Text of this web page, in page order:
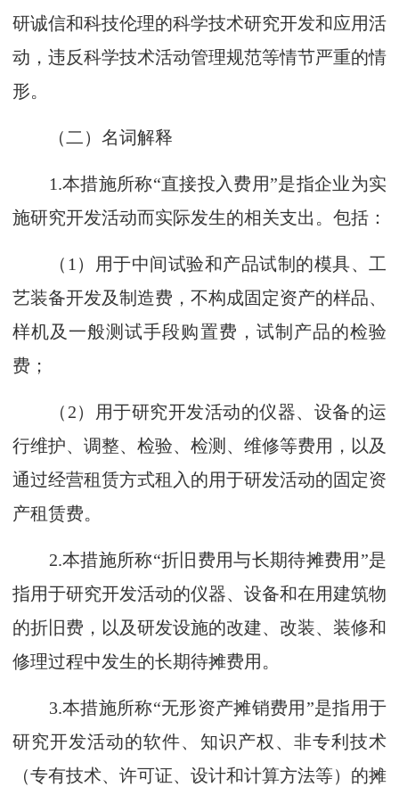
研诚信和科技伦理的科学技术研究开发和应用活
动，违反科学技术活动管理规范等情节严重的情
形。
（二）名词解释
1.本措施所称“直接投入费用”是指企业为实
施研究开发活动而实际发生的相关支出。包括：
（1）用于中间试验和产品试制的模具、工
艺装备开发及制造费，不构成固定资产的样品、
样机及一般测试手段购置费，试制产品的检验
费；
（2）用于研究开发活动的仪器、设备的运
行维护、调整、检验、检测、维修等费用，以及
通过经营租赁方式租入的用于研发活动的固定资
产租赁费。
2.本措施所称“折旧费用与长期待摊费用”是
指用于研究开发活动的仪器、设备和在用建筑物
的折旧费，以及研发设施的改建、改装、装修和
修理过程中发生的长期待摊费用。
3.本措施所称“无形资产摊销费用”是指用于
研究开发活动的软件、知识产权、非专利技术
（专有技术、许可证、设计和计算方法等）的摊